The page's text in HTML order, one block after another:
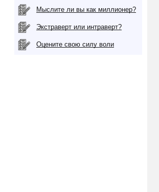
Мыслите ли вы как миллионер?
Экстраверт или интраверт?
Оцените свою силу воли